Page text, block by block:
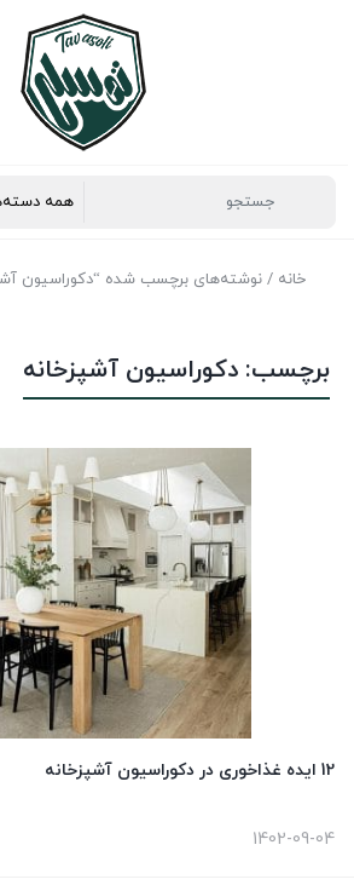
خانه / نوشته‌های برچسب شده “دکوراسیون
برچسب: دکوراسیون آشپزخانه
12 ایده غذاخوری در دکوراسیون آشپزخانه
1402-09-04